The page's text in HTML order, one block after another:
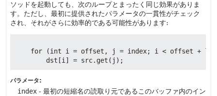
ソッドを起動しても、次のループとまったく同じ効果がありま
す。ただし、最初に提供されたパラメータの一貫性がチェック
され、それがさらに効率的である可能性があります:
for (int i = offset, j = index; i < offset +
パラメータ:
index - 最初の短縮名の読取り元であるこのバッファ内のイン